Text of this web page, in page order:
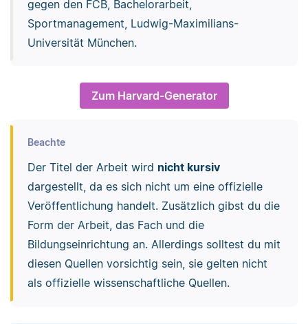
gegen den FCB, Bachelorarbeit,
Sportmanagement, Ludwig-Maximilians-
Universität München.
Zum Harvard-Generator
Beachte
Der Titel der Arbeit wird nicht kursiv
dargestellt, da es sich nicht um eine offizielle
Veröffentlichung handelt. Zusätzlich gibst du die
Form der Arbeit, das Fach und die
Bildungseinrichtung an. Allerdings solltest du mit
diesen Quellen vorsichtig sein, sie gelten nicht
als offizielle wissenschaftliche Quellen.